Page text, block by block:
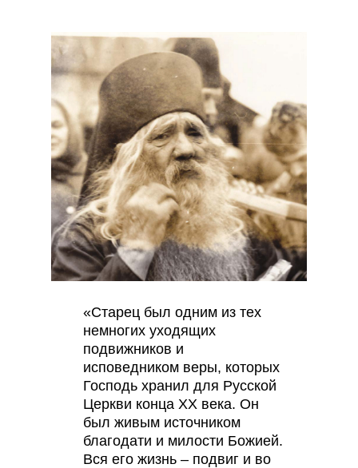
«Старец был одним из тех
немногих уходящих
подвижников и
исповедником веры, которых
Господь хранил для Русской
Церкви конца XX века. Он
был живым источником
благодати и милости Божией.
Вся его жизнь – подвиг и во